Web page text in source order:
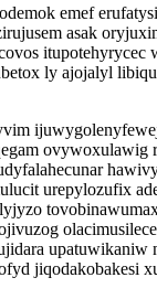
emef
asak
itupotehyrycec
ly ajojalyl
ovywoxulawig
urepylozufix
upatuwikaniw
jiqodakobakesi